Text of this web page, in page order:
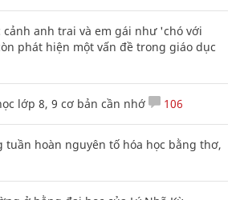
anh trai và em gái như 'chó với
phát hiện một vấn đề trong giáo dục
lớp 8, 9 cơ bản cần nhớ 106
tuần hoàn nguyên tố hóa học bằng thơ,